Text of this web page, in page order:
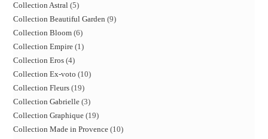
Collection Astral 5
Collection Beautiful Garden 9
Collection Bloom 6
Collection Empire 1
Collection Eros 4
Collection Ex-voto 10
Collection Fleurs 19
Collection Gabrielle 3
Collection Graphique 19
Collection Made in Provence 10